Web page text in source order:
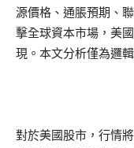
源價格、通脹預期、
擊全球資本市場，美
現。本文分析僅為邏
對於美國股市，行情